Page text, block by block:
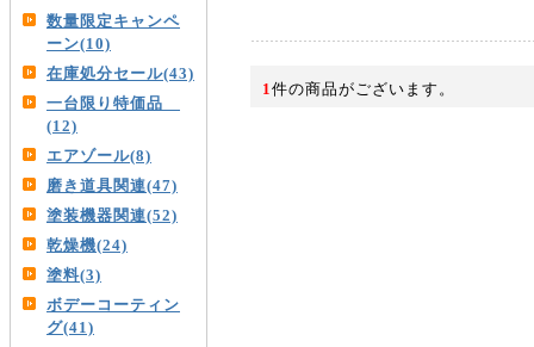
数量限定キャンペ
ーン(10)
在庫処分セール(43)
一台限り特価品
(12)
エアゾール(8)
磨き道具関連(47)
塗装機器関連(52)
乾燥機(24)
塗料(3)
ボデーコーティン
グ(41)
1 件の商品がございます。